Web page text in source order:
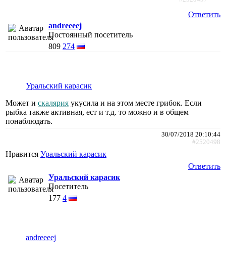
Ответить
andreeeej
Постоянный посетитель
809 274
Уральский карасик
Может и скалярия укусила и на этом месте грибок. Если
рыбка также активная, ест и т.д. то можно и в общем
понаблюдать.
30/07/2018 20:10:44
#2520498
Нравится Уральский карасик
Ответить
Уральский карасик
Посетитель
177 4
andreeeej